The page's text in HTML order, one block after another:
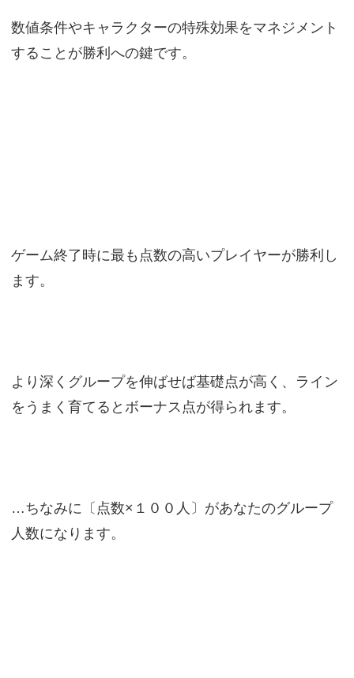
数値条件やキャラクターの特殊効果をマネジメント
することが勝利への鍵です。
ゲーム終了時に最も点数の高いプレイヤーが勝利し
ます。
より深くグループを伸ばせば基礎点が高く、ライン
をうまく育てるとボーナス点が得られます。
…ちなみに〔点数×１００人〕があなたのグループ
人数になります。